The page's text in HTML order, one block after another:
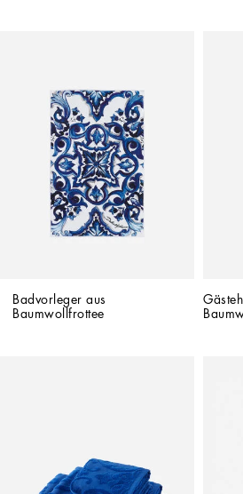
Badvorleger aus
Baumwollfrottee